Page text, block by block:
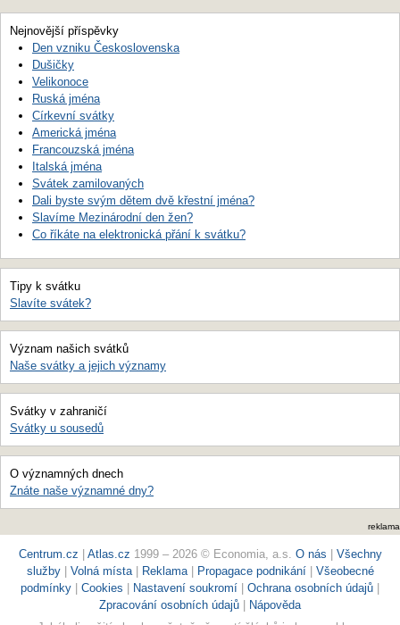
Nejnovější příspěvky
Den vzniku Československa
Dušičky
Velikonoce
Ruská jména
Církevní svátky
Americká jména
Francouzská jména
Italská jména
Svátek zamilovaných
Dali byste svým dětem dvě křestní jména?
Slavíme Mezinárodní den žen?
Co říkáte na elektronická přání k svátku?
Tipy k svátku
Slavíte svátek?
Význam našich svátků
Naše svátky a jejich významy
Svátky v zahraničí
Svátky u sousedů
O významných dnech
Znáte naše významné dny?
reklama
Centrum.cz Atlas.cz 1999 – 2026 © Economia, a.s. O nás
Všechny
služby
Volná místa| Reklama Propagace podnikání| Všeobecné
podmínky
Cookies Nastavení soukromí Ochrana osobních údajů
Zpracování osobních údajů
Nápověda